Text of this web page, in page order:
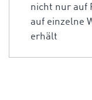
nicht nur auf
auf einzelne
erhält